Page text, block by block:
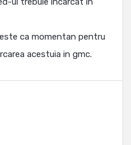
ca momentan pentru
acestuia in gmc.